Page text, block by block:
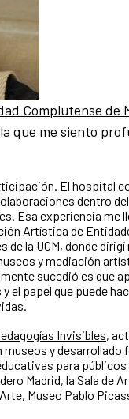
Complutense de
que me siento
El hospital
dentro
Esa experiencia me
Artística de
de la UCM, donde
y mediación
sucedió es que
el papel que puede
Invisibles,
y desarrollado
para
Madrid, la Sala de
Museo Pablo